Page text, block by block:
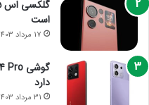
است
17 مرداد 1403
دارد
31 مرداد 1403